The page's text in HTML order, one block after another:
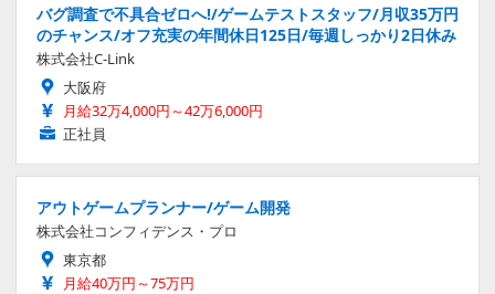
バグ調査で不具合ゼロへ!/ゲームテストスタッフ/月収35万円
のチャンス/オフ充実の年間休日125日/毎週しっかり2日休み
株式会社C-Link
大阪府
月給32万4,000円～42万6,000円
正社員
アウトゲームプランナー/ゲーム開発
株式会社コンフィデンス・プロ
東京都
月給40万円～75万円